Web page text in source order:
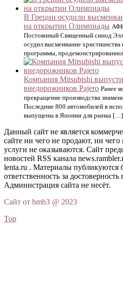
В Греции осудили
на открытии Олимпиады
Постоянный Священный синод
осудил высмеивание
программы,
Компания Mitsubishi
внедорожников Pajero Ранее
прекращение производства
Последние 800 автомобилей в
выпущены в Японии для рынка […]
Данный сайт не является
сайте ни чего не продают, ни
услуги не оказываются. Сайт
новостей RSS канала
lenta.ru . Материалы публикуются
ответственность за
Администрация сайта не несёт.
Сайт от bmb3 @ 2023
Top